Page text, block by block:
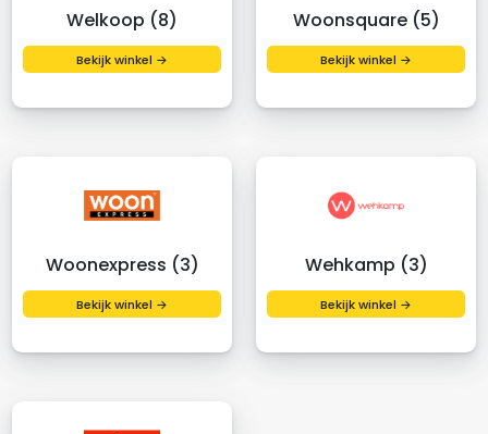
Welkoop (8)
Bekijk winkel →
Woonsquare (5)
Bekijk winkel →
Woonexpress (3)
Bekijk winkel →
Wehkamp (3)
Bekijk winkel →